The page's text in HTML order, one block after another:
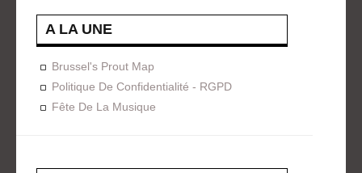
Concerts
Expositions
Design For Everyone
Publications
FORMATION
Programmées
A La Demande
A LA UNE
Brussel's Prout Map
Politique De Confidentialité - RGPD
Fête De La Musique